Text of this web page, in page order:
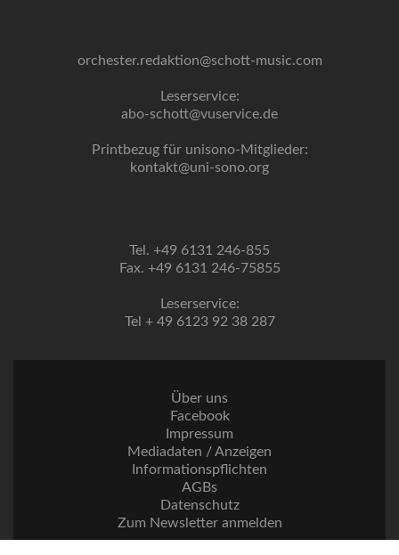
orchester.redaktion@schott-music.com
Leserservice:
abo-schott@vuservice.de
Printbezug für unisono-Mitglieder:
kontakt@uni-sono.org
Tel. +49 6131 246-855
Fax. +49 6131 246-75855
Leserservice:
Tel + 49 6123 92 38 287
Über uns
Facebook
Impressum
Mediadaten / Anzeigen
Informationspflichten
AGBs
Datenschutz
Zum Newsletter anmelden